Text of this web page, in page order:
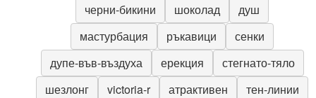
черни-бикини
шоколад
душ
мастурбация
ръкавици
сенки
дупе-във-въздуха
ерекция
стегнато-тяло
шезлонг
victoria-r атрактивен
тен-линии